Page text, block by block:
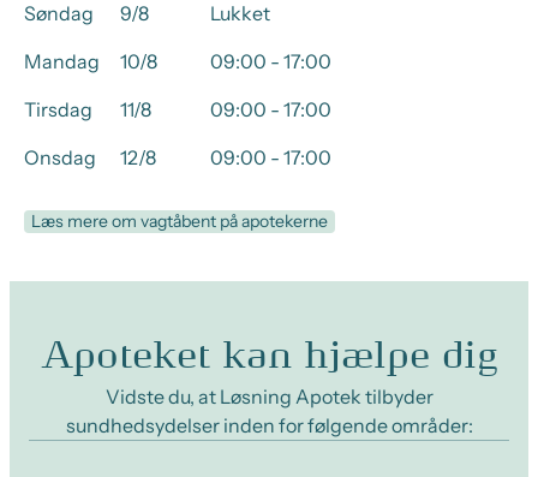
Søndag
9/8
Lukket
Mandag
10/8
09:00 - 17:00
Tirsdag
11/8
09:00 - 17:00
Onsdag
12/8 09:00 - 17:00
Læs mere om vagtåbent på apotekerne
Apoteket kan hjælpe dig
Vidste du, at Løsning Apotek tilbyder
sundhedsydelser inden for følgende områder: